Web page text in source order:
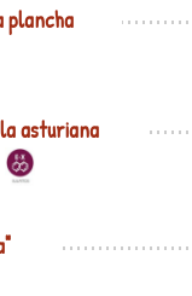
plancha
asturiana